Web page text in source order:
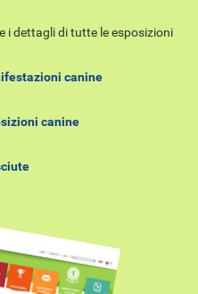
i dettagli di tutte le esposizioni
canine
canine